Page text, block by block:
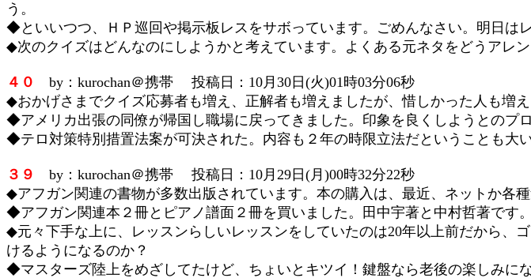
う。
◆といいつつ、ＨＰ巡回や掲示板レスをサボっています。ごめんなさい。明日は
◆次のクイズはどんなのにしようかと考えています。よくある元ネタをどうアレ
４０
by：kurochan＠携帯 投稿日：10月30日(火)01時03分06秒
◆おかげさまでクイズ応募者も増え、正解者も増えましたが、惜しかった人も増
◆アメリカ出張の同僚が帰国し職場に戻ってきました。印象を良くしようとのプ
◆テロ対策特別措置法案が可決された。内容も２年の時限立法だということも大い
３９
by：kurochan＠携帯 投稿日：10月29日(月)00時32分22秒
◆アフガン関連の書物が多数出版されています。本の購入は、最近、ネットか各
◆アフガン関連本２冊とピアノ譜面２冊を買いました。田中宇著と中村哲著です
◆元々下手な上に、レッスンらしいレッスンをしていたのは20年以上前だから、
けるようになるのか？
◆マスターズ陸上をめざしてたけど、ちょいとキツイ！鍵盤なら老後の楽しみに